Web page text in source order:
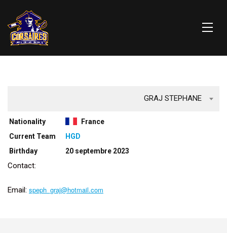
GRAJ STEPHANE
Nationality
France
Current Team
HGD
Birthday
20 septembre 2023
Contact:
Email: speph_graj@hotmail.com